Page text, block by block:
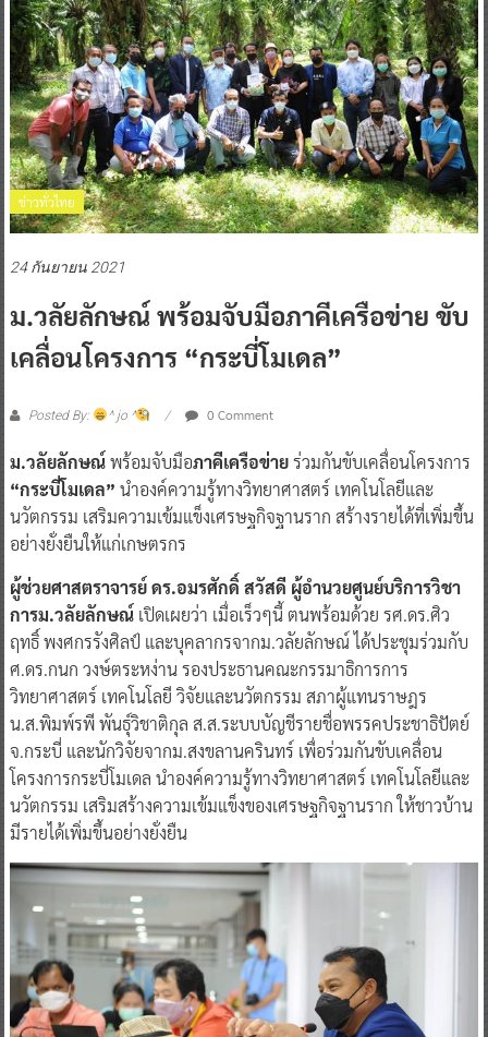
ข่าวทั่วไทย
24 กันยายน 2021
ม.วลัยลักษณ์ พร้อมจับมือภาคีเครือข่าย ขับ
เคลื่อนโครงการ “กระบี่โมเดล”
Posted By: ^ jo ^ 0 Comment
ม.วลัยลักษณ์พร้อมจับมือภาคีเครือข่ายร่วมกันขับเคลื่อนโครงการ
“กระบี่โมเดล” นำองค์ความรู้ทางวิทยาศาสตร์ เทคโนโลยีและ
นวัตกรรม เสริมความเข้มแข็งเศรษฐกิจฐานราก สร้างรายได้ที่เพิ่มขึ้น
อย่างยั่งยืนให้แก่เกษตรกร
ผู้ช่วยศาสตราจารย์ ดร.อมรศักดิ์ สวัสดี ผู้อำนวยศูนย์บริการวิชา
การม.วลัยลักษณ์เปิดเผยว่า เมื่อเร็วๆนี้ ตนพร้อมด้วย รศ.ดร.ศิว
ฤทธิ์ พงศกรรังศิลป์ และบุคลากรจากม.วลัยลักษณ์ ได้ประชุมร่วมกับ
ศ.ดร.กนก วงษ์ตระหง่าน รองประธานคณะกรรมาธิการการ
วิทยาศาสตร์ เทคโนโลยี วิจัยและนวัตกรรม สภาผู้แทนราษฎร
น.ส.พิมพ์รพี พันธุ์วิชาติกุล ส.ส.ระบบบัญชีรายชื่อพรรคประชาธิปัตย์
จ.กระบี่ และนักวิจัยจากม.สงขลานครินทร์ เพื่อร่วมกันขับเคลื่อน
โครงการกระบี่โมเดล นำองค์ความรู้ทางวิทยาศาสตร์ เทคโนโลยีและ
นวัตกรรม เสริมสร้างความเข้มแข็งของเศรษฐกิจฐานราก ให้ชาวบ้าน
มีรายได้เพิ่มขึ้นอย่างยั่งยืน